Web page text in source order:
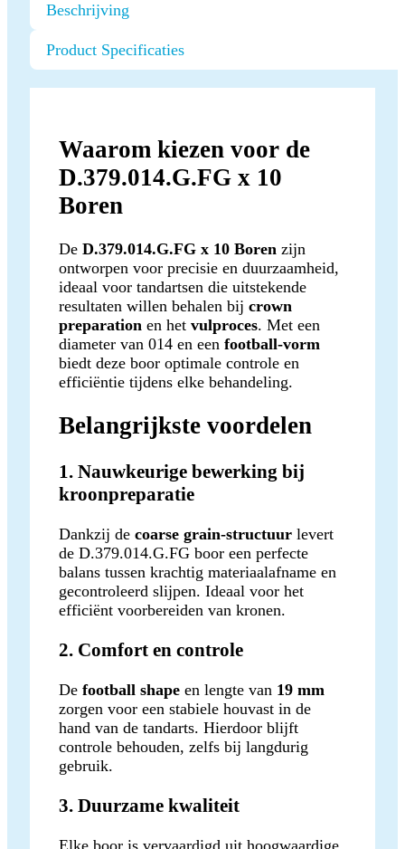
Beschrijving
Product Specificaties
Waarom kiezen voor de
D.379.014.G.FG x 10
Boren
De D.379.014.G.FG x 10 Boren zijn
ontworpen voor precisie en duurzaamheid,
ideaal voor tandartsen die uitstekende
resultaten willen behalen bij crown
preparation en het vulproces. Met een
diameter van 014 en een football-vorm
biedt deze boor optimale controle en
efficiëntie tijdens elke behandeling.
Belangrijkste voordelen
1. Nauwkeurige bewerking bij
kroonpreparatie
Dankzij de coarse grain-structuur levert
de D.379.014.G.FG boor een perfecte
balans tussen krachtig materiaalafname en
gecontroleerd slijpen. Ideaal voor het
efficiënt voorbereiden van kronen.
2. Comfort en controle
De football shape en lengte van 19 mm
zorgen voor een stabiele houvast in de
hand van de tandarts. Hierdoor blijft
controle behouden, zelfs bij langdurig
gebruik.
3. Duurzame kwaliteit